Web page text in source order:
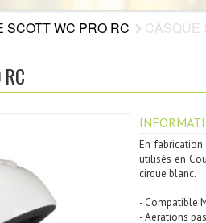
SCOTT WC PRO RC CASQUE
En
utilisés en
cirque blanc.
- Compatible
- Aérations